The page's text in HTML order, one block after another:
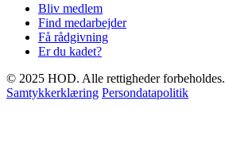
Bliv medlem
Find medarbejder
Få rådgivning
Er du kadet?
© 2025 HOD. Alle rettigheder forbeholdes.
Samtykkerklæring Persondatapolitik